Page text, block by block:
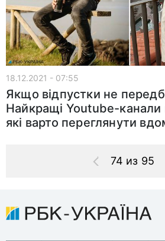
18.12.2021 - 07:55
Якщо відпустки не
Найкращі Youtube-
які варто переглянути
74 из 95